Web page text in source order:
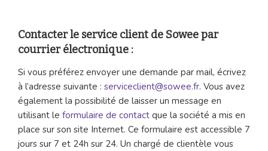
Contacter le service client de Sowee par
courrier électronique :
Si vous préférez envoyer une demande par mail, écrivez
à l’adresse suivante : serviceclient@sowee.fr. Vous avez
également la possibilité de laisser un message en
utilisant le formulaire de contact que la société a mis en
place sur son site Internet. Ce formulaire est accessible 7
jours sur 7 et 24h sur 24. Un chargé de clientèle vous